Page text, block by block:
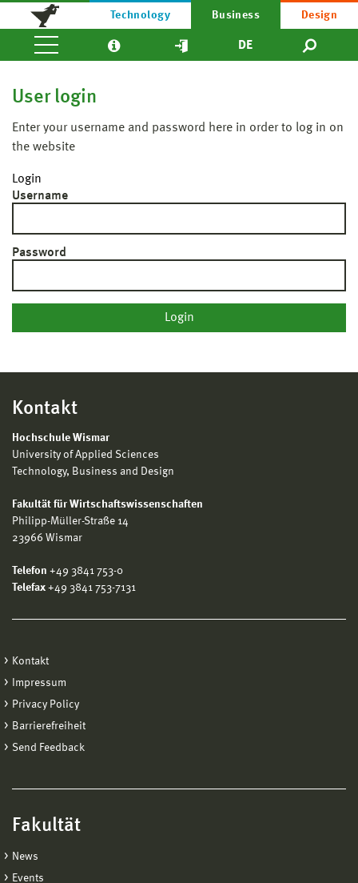
Technology Business Design
DE
User login
Enter your username and password here in order to log in on
the website
Login
Username
Password
Kontakt
Hochschule Wismar
University of Applied Sciences
Technology, Business and Design
Fakultät für Wirtschaftswissenschaften
Philipp-Müller-Straße 14
23966 Wismar
Telefon +49 3841 753-0
Telefax +49 3841 753-7131
Kontakt
Impressum
Privacy Policy
Barrierefreiheit
Send Feedback
Fakultät
News
Events